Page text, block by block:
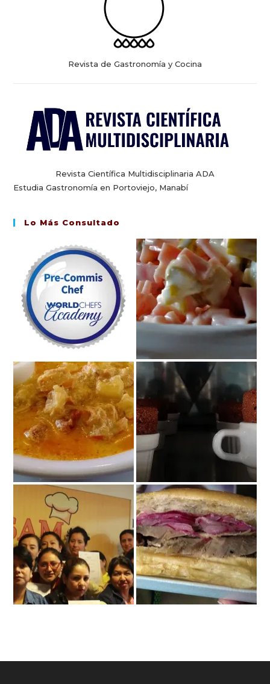
Revista de Gastronomía y Cocina
Revista Científica Multidisciplinaria ADA
Estudia Gastronomía en Portoviejo, Manabí
Lo Más Consultado